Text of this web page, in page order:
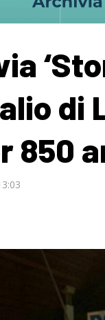
di
850